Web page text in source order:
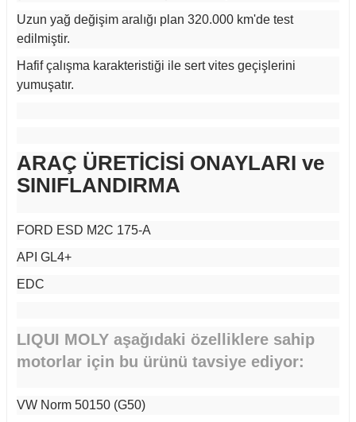
Uzun yağ değişim aralığı plan 320.000 km'de test
edilmiştir.
Hafif çalışma karakteristiği ile sert vites geçişlerini
yumuşatır.
ARAÇ ÜRETİCİSİ ONAYLARI ve
SINIFLANDIRMA
FORD ESD M2C 175-A
API GL4+
EDC
LIQUI MOLY aşağıdaki özelliklere sahip
motorlar için bu ürünü tavsiye ediyor:
VW Norm 50150 (G50)